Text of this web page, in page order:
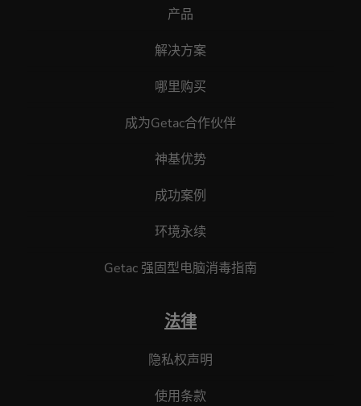
产品
解决方案
哪里购买
成为Getac合作伙伴
神基优势
成功案例
环境永续
Getac 强固型电脑消毒指南
法律
隐私权声明
使用条款